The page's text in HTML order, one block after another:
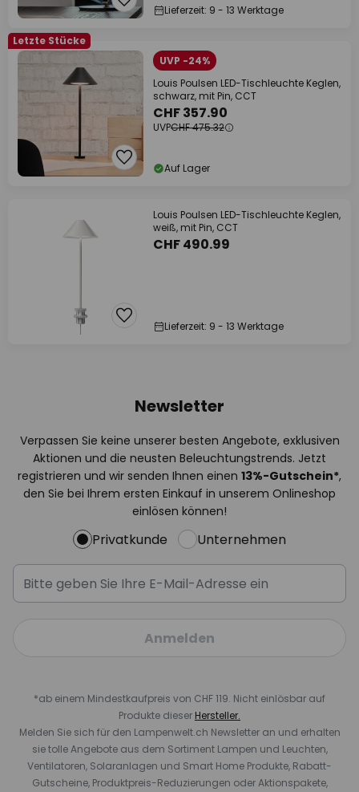
Lieferzeit: 9 - 13 Werktage
Letzte Stücke
UVP -24%
Louis Poulsen LED-Tischleuchte Keglen,
schwarz, mit Pin, CCT
CHF 357.90
UVPCHF 475.32
Auf Lager
Louis Poulsen LED-Tischleuchte Keglen,
weiß, mit Pin, CCT
CHF 490.99
Lieferzeit: 9 - 13 Werktage
Newsletter
Verpassen Sie keine unserer besten Angebote, exklusiven
Aktionen und die neusten Beleuchtungstrends. Jetzt
registrieren und wir senden Ihnen einen 13%-Gutschein*,
den Sie bei Ihrem ersten Einkauf in unserem Onlineshop
einlösen können!
Privatkunde Unternehmen
Anmelden
*ab einem Mindestkaufpreis von CHF 119. Nicht einlösbar auf
Produkte dieser Hersteller.
Melden Sie sich für den Lampenwelt.ch Newsletter an und erhalten
sie tolle Angebote aus dem Sortiment Lampen und Leuchten,
Ventilatoren, Solaranlagen und Smart Home Produkte, Rabatt-
Gutscheine, Produktpreis-Reduzierungen oder Aktionspakete,